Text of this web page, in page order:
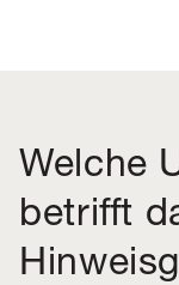
Welche
betrifft